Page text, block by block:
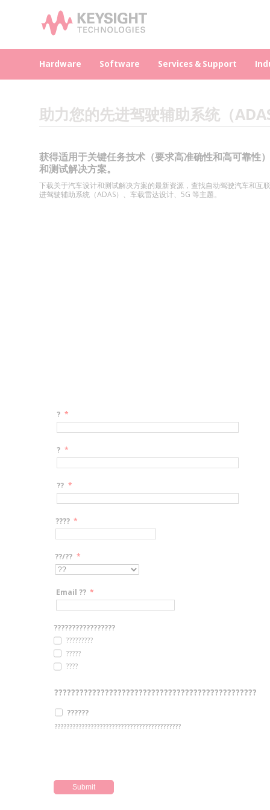
Hardware Software Services & Support
助力您的先进驾驶辅助系统（
获得适用于关键任务技术（要求高准确性和高可靠性
和测试解决方案。
下载关于汽车设计和测试解决方案的最新资源，查找自动驾驶汽车和互
进驾驶辅助系统（ADAS）、车载雷达设计、5G 等主题。
? *
? *
?? *
???? *
??/?? *
Email ?? *
?????????????????
?????????
?????
????
????????????????????????????????????????????????
??????
??????????????????????????????????????????